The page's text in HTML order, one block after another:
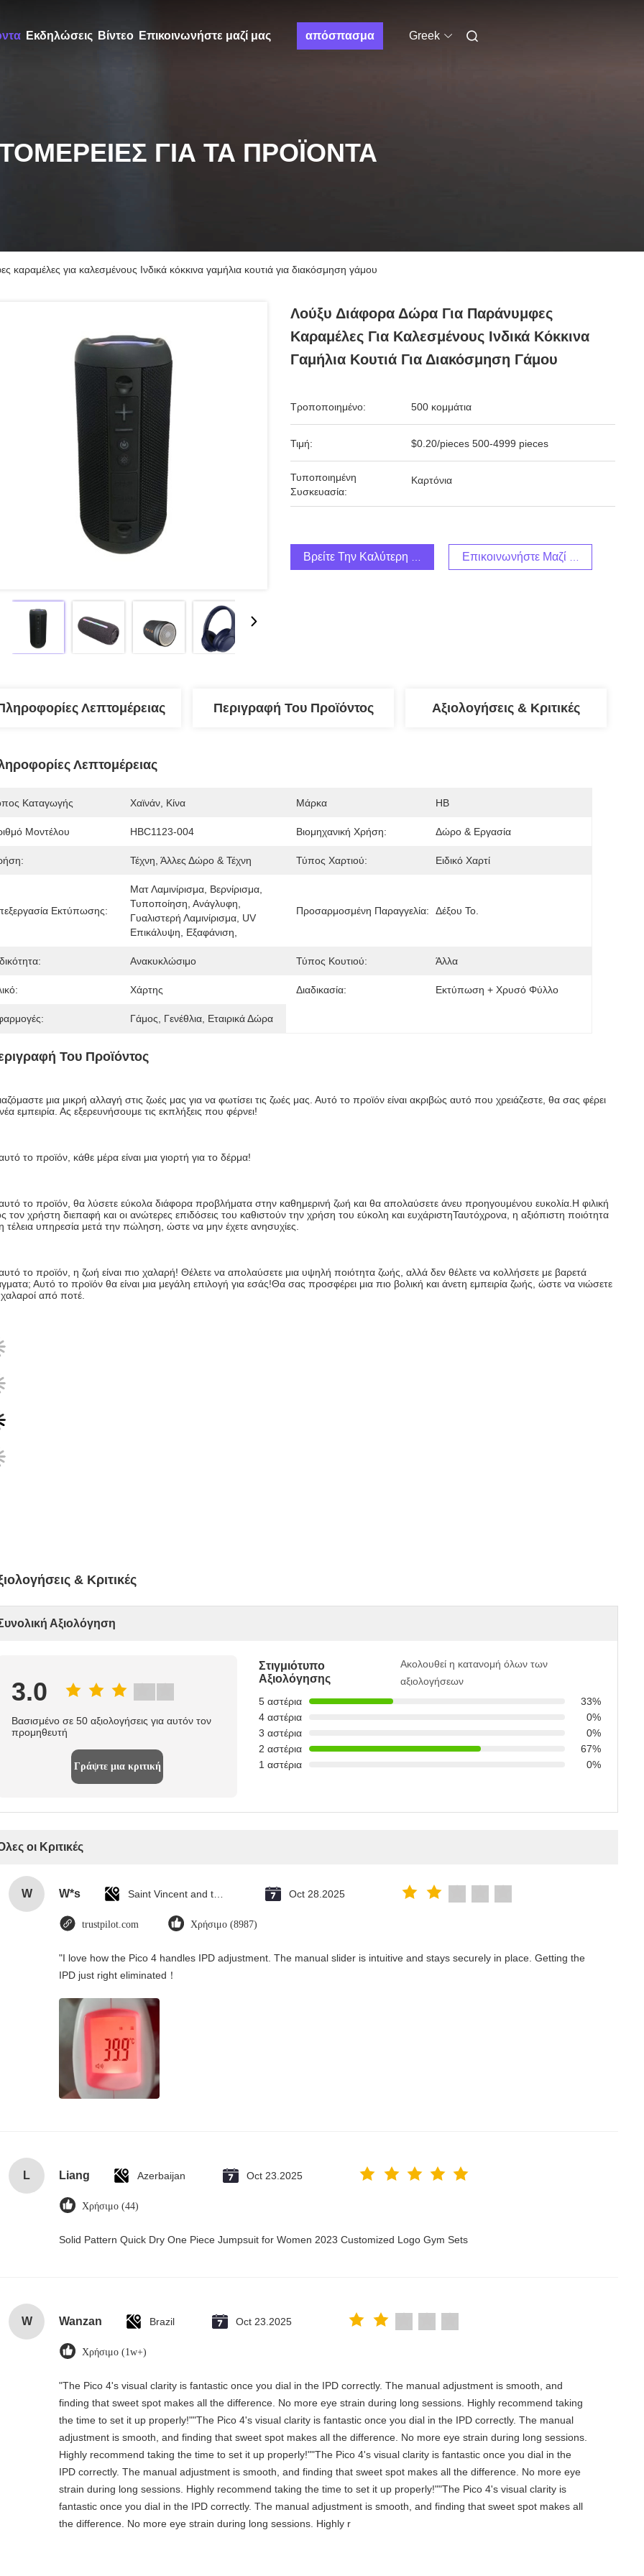
Εκδηλώσεις Βίντεο Επικοινωνήστε μαζί μας απόσπασμα Greek
ΓΙΑ ΤΑ ΠΡΟΪΌΝΤΑ
για καλεσμένους Ινδικά κόκκινα γαμήλια κουτιά για διακόσμηση γάμου
Λούξυ Διάφορα Δώρα Για Παράνυμφες
Καραμέλες Για Καλεσμένους Ινδικά Κόκκινα
Γαμήλια Κουτιά Για Διακόσμηση Γάμου
Τροποποιημένο: 500 κομμάτια
Τιμή: $0.20/pieces 500-4999 pieces
Τυποποιημένη
Συσκευασία:
Καρτόνια
Βρείτε Την Καλύτερη Τιμή Επικοινωνήστε Μαζί Μας
Λεπτομέρειας Περιγραφή Του Προϊόντος Αξιολογήσεις & Κριτικές
Λεπτομέρειας
Καταγωγής Χαϊνάν, Κίνα Μάρκα HB
Μοντέλου HBC1123-004 Βιομηχανική Χρήση: Δώρο & Εργασία
Τέχνη, Άλλες Δώρο & Τέχνη Τύπος Χαρτιού: Ειδικό Χαρτί
Εκτύπωσης:
Ματ Λαμινίρισμα, Βερνίρισμα,
Τυποποίηση, Ανάγλυφη,
Γυαλιστερή Λαμινίρισμα, UV
Επικάλυψη, Εξαφάνιση,
Προσαρμοσμένη Παραγγελία: Δέξου Το.
Ανακυκλώσιμο Τύπος Κουτιού: Άλλα
Χάρτης Διαδικασία: Εκτύπωση + Χρυσό Φύλλο
Γάμος, Γενέθλια, Εταιρικά Δώρα
Του Προϊόντος
μια μικρή αλλαγή στις ζωές μας για να φωτίσει τις ζωές μας. Αυτό το προϊόν είναι ακριβώς αυτό που χρειάζεστε, θα σας φέρει
εμπειρία. Ας εξερευνήσουμε τις εκπλήξεις που φέρνει!
το προϊόν, κάθε μέρα είναι μια γιορτή για το δέρμα!
το προϊόν, θα λύσετε εύκολα διάφορα προβλήματα στην καθημερινή ζωή και θα απολαύσετε άνευ προηγουμένου ευκολία.Η φιλική
τον χρήστη διεπαφή και οι ανώτερες επιδόσεις του καθιστούν την χρήση του εύκολη και ευχάριστηΤαυτόχρονα, η αξιόπιστη ποιότητα
τέλεια υπηρεσία μετά την πώληση, ώστε να μην έχετε ανησυχίες.
το προϊόν, η ζωή είναι πιο χαλαρή! Θέλετε να απολαύσετε μια υψηλή ποιότητα ζωής, αλλά δεν θέλετε να κολλήσετε με βαρετά
Αυτό το προϊόν θα είναι μια μεγάλη επιλογή για εσάς!Θα σας προσφέρει μια πιο βολική και άνετη εμπειρία ζωής, ώστε να νιώσετε
από ποτέ.
& Κριτικές
Αξιολόγηση
3.0
Βασισμένο σε 50 αξιολογήσεις για αυτόν τον
προμηθευτή
Γράψτε μια κριτική
Στιγμιότυπο
Αξιολόγησης
Ακολουθεί η κατανομή όλων των
αξιολογήσεων
5 αστέρια
33%
4 αστέρια
0%
3 αστέρια
0%
2 αστέρια
67%
1 αστέρια
0%
οι Κριτικές
W W*s Oct 28.2025
trustpilot.com Χρήσιμο (8987)
"I love how the Pico 4 handles IPD adjustment. The manual slider is intuitive and stays securely in place. Getting the
IPD just right eliminated！
L Liang Azerbaijan Oct 23.2025
Χρήσιμο (44)
Solid Pattern Quick Dry One Piece Jumpsuit for Women 2023 Customized Logo Gym Sets
W Wanzan Brazil Oct 23.2025
Χρήσιμο (1w+)
"The Pico 4's visual clarity is fantastic once you dial in the IPD correctly. The manual adjustment is smooth, and
finding that sweet spot makes all the difference. No more eye strain during long sessions. Highly recommend taking
the time to set it up properly!""The Pico 4's visual clarity is fantastic once you dial in the IPD correctly. The manual
adjustment is smooth, and finding that sweet spot makes all the difference. No more eye strain during long sessions.
Highly recommend taking the time to set it up properly!""The Pico 4's visual clarity is fantastic once you dial in the
IPD correctly. The manual adjustment is smooth, and finding that sweet spot makes all the difference. No more eye
strain during long sessions. Highly recommend taking the time to set it up properly!""The Pico 4's visual clarity is
fantastic once you dial in the IPD correctly. The manual adjustment is smooth, and finding that sweet spot makes all
the difference. No more eye strain during long sessions. Highly r